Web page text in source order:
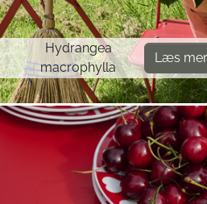
Hydrangea
macrophylla
Læs